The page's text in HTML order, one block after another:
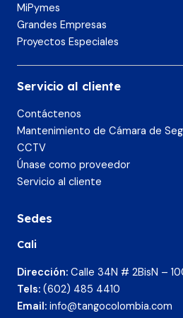
MiPymes
Grandes Empresas
Proyectos Especiales
Servicio al cliente
Contáctenos
Mantenimiento de Cámara de
CCTV
Únase como proveedor
Servicio al cliente
Sedes
Cali
Dirección: Calle 34N # 2BisN –
Tels: (602) 485 4410
Email: info@tangocolombia.com